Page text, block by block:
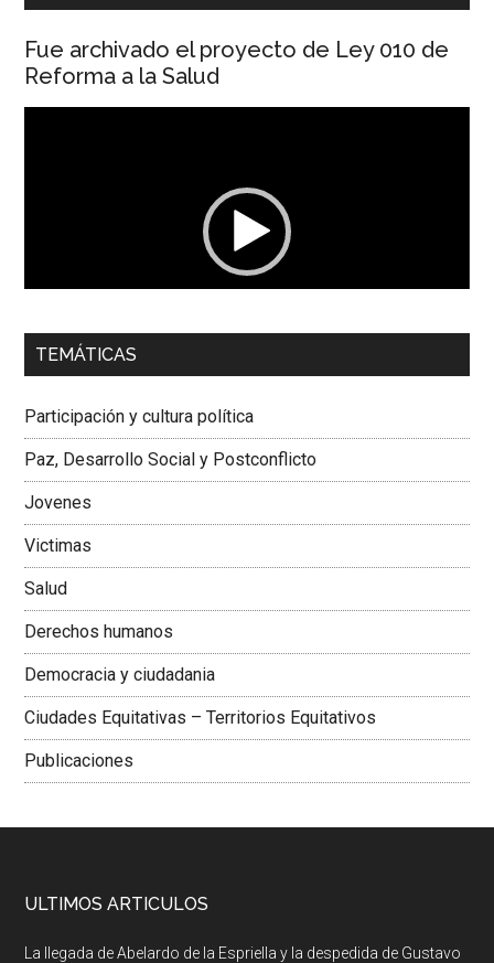
Fue archivado el proyecto de Ley 010 de
Reforma a la Salud
00:00 01:04
Dra. Carolina Corcho Mejía,Presidenta Corporación
Colombiana
TEMÁTICAS
Participación y cultura política
Paz, Desarrollo Social y Postconflicto
Jovenes
Victimas
Salud
Derechos humanos
Democracia y ciudadania
Ciudades Equitativas – Territorios Equitativos
Publicaciones
ULTIMOS ARTICULOS
La llegada de Abelardo de la Espriella y la despedida de Gustavo